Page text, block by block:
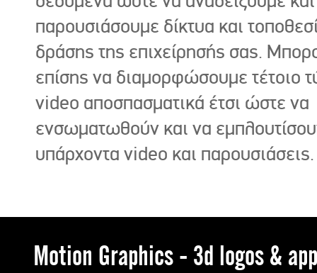
παρουσιάσουμε δίκτυα και
δράσης της επιχείρησής σας.
επίσης να διαμορφώσουμε τέτοιο
video αποσπασματικά έτσι ώστε να
ενσωματωθούν και να
υπάρχοντα video και παρουσιάσεις.
Motion Graphics - 3d logos &